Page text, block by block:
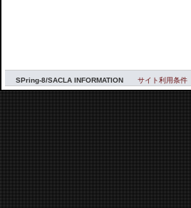
SPring-8/SACLA INFORMATION サイト利用条件